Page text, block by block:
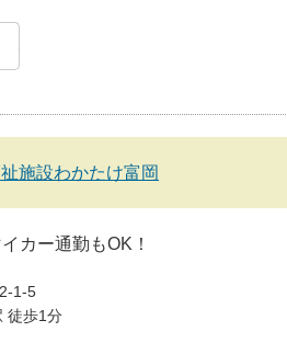
施設わかたけ富岡
カー通勤もOK！
1-5
徒歩1分